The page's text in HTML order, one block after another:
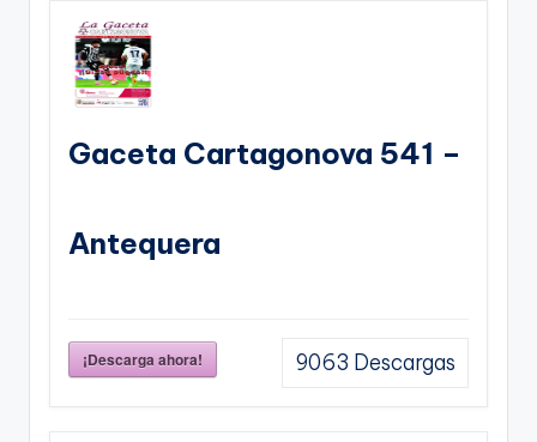
Gaceta Cartagonova 541 –
Antequera
¡Descarga ahora! 9063 Descargas